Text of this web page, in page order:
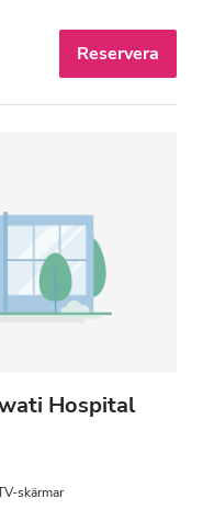
Reservera
Hospital
skärmar